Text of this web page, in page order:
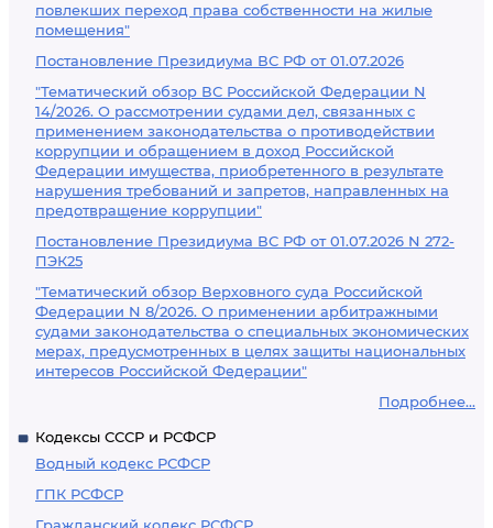
повлекших переход права собственности на жилые
помещения"
Постановление Президиума ВС РФ от 01.07.2026
"Тематический обзор ВС Российской Федерации N
14/2026. О рассмотрении судами дел, связанных с
применением законодательства о противодействии
коррупции и обращением в доход Российской
Федерации имущества, приобретенного в результате
нарушения требований и запретов, направленных на
предотвращение коррупции"
Постановление Президиума ВС РФ от 01.07.2026 N 272-
ПЭК25
"Тематический обзор Верховного суда Российской
Федерации N 8/2026. О применении арбитражными
судами законодательства о специальных экономических
мерах, предусмотренных в целях защиты национальных
интересов Российской Федерации"
Подробнее...
Кодексы СССР и РСФСР
Водный кодекс РСФСР
ГПК РСФСР